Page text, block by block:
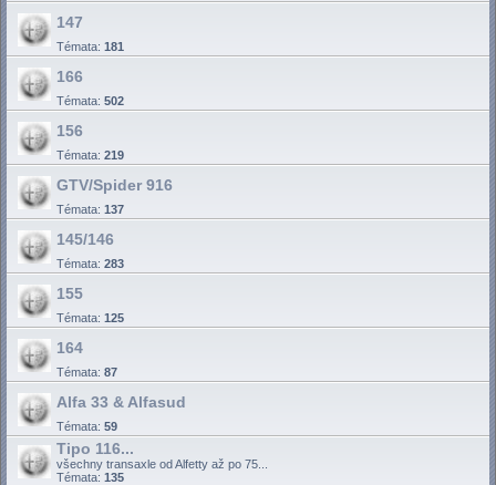
147
Témata: 181
166
Témata: 502
156
Témata: 219
GTV/Spider 916
Témata: 137
145/146
Témata: 283
155
Témata: 125
164
Témata: 87
Alfa 33 & Alfasud
Témata: 59
Tipo 116...
všechny transaxle od Alfetty až po 75...
Témata: 135